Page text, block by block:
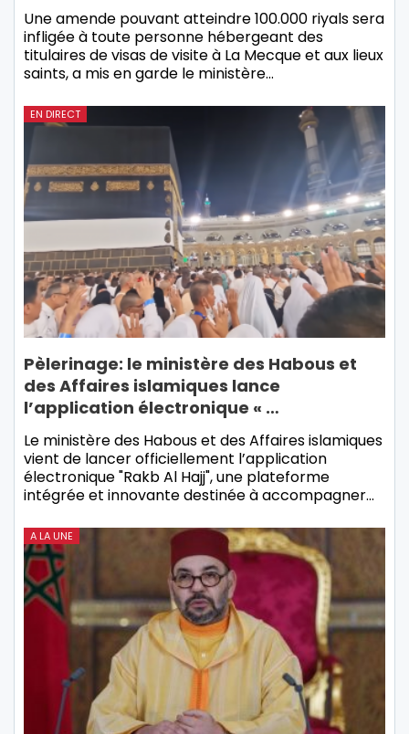
Une amende pouvant atteindre 100.000 riyals sera
infligée à toute personne hébergeant des
titulaires de visas de visite à La Mecque et aux lieux
saints, a mis en garde le ministère…
EN DIRECT
Pèlerinage: le ministère des Habous et
des Affaires islamiques lance
l’application électronique « …
Le ministère des Habous et des Affaires islamiques
vient de lancer officiellement l’application
électronique "Rakb Al Hajj", une plateforme
intégrée et innovante destinée à accompagner…
A LA UNE